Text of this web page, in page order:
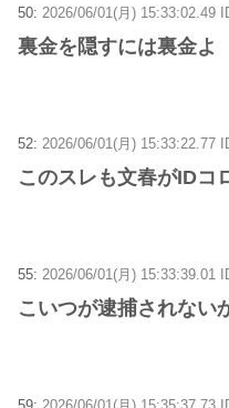
50: 2026/06/01(月) 15:33:02.49
裏金を隠すには裏金よ
52: 2026/06/01(月) 15:33:22.77
このスレも文春がIDコ
55: 2026/06/01(月) 15:33:39.01
こいつが逮捕されない